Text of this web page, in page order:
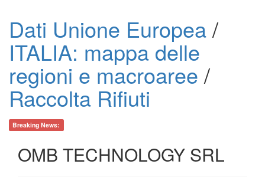
Dati Unione Europea/
ITALIA: mappa delle
regioni e macroaree /
Raccolta Rifiuti
Breaking News:
OMB TECHNOLOGY SRL